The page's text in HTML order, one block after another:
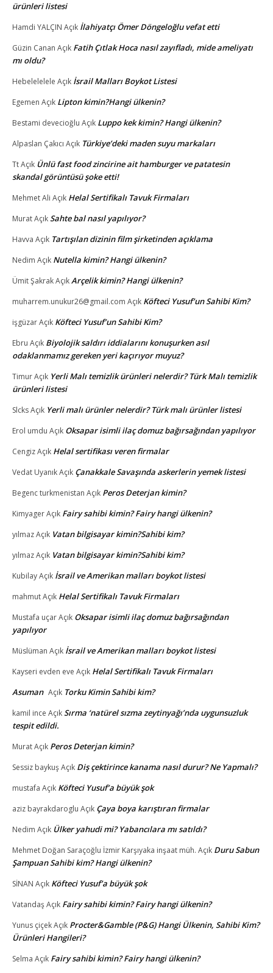
ürünleri listesi
Hamdi YALÇIN Açık İlahiyatçı Ömer Döngeloğlu vefat etti
Güzin Canan Açık Fatih Çıtlak Hoca nasıl zayıfladı, mide ameliyatı
mı oldu?
Hebelelelele Açık İsrail Malları Boykot Listesi
Egemen Açık Lipton kimin?Hangi ülkenin?
Bestami devecioğlu Açık Luppo kek kimin? Hangi ülkenin?
Alpaslan Çakıcı Açık Türkiye’deki maden suyu markaları
TtAçık Ünlü fast food zincirine ait hamburger ve patatesin
skandal görüntüsü şoke etti!
Mehmet Ali Açık Helal Sertifikalı Tavuk Firmaları
MuratAçıkSahte bal nasıl yapılıyor?
Havva Açık Tartışılan dizinin film şirketinden açıklama
Nedim Açık Nutella kimin? Hangi ülkenin?
Ümit ŞakrakAçıkArçelik kimin? Hangi ülkenin?
muharrem.unukur26@gmail.com Açık Köfteci Yusuf’un Sahibi Kim?
işgüzarAçık Köfteci Yusuf’un Sahibi Kim?
Ebru Açık Biyolojik saldırı iddialarını konuşurken asıl
odaklanmamız gereken yeri kaçırıyor muyuz?
TimurAçık Yerli Malı temizlik ürünleri nelerdir? Türk Malı temizlik
ürünleri listesi
SlcksAçık Yerli malı ürünler nelerdir? Türk malı ürünler listesi
Erol umdu Açık Oksapar isimli ilaç domuz bağırsağından yapılıyor
CengizAçık Helal sertifikası veren firmalar
Vedat UyanıkAçık Çanakkale Savaşında askerlerin yemek listesi
Begenc turkmenistan Açık Peros Deterjan kimin?
KimyagerAçık Fairy sahibi kimin? Fairy hangi ülkenin?
yılmazAçık Vatan bilgisayar kimin?Sahibi kim?
yılmazAçık Vatan bilgisayar kimin?Sahibi kim?
KubilayAçık İsrail ve Amerikan malları boykot listesi
mahmutAçık Helal Sertifikalı Tavuk Firmaları
Mustafa uçarAçık Oksapar isimli ilaç domuz bağırsağından
yapılıyor
Müslüman Açık İsrail ve Amerikan malları boykot listesi
Kayseri evden eve Açık Helal Sertifikalı Tavuk Firmaları
Asuman Açık Torku Kimin Sahibi kim?
kamil ince AçıkSırma ‘natürel sızma zeytinyağı’nda uygunsuzluk
tespit edildi.
MuratAçık Peros Deterjan kimin?
Sessiz baykuşAçık Diş çektirince kanama nasıl durur? Ne Yapmalı?
mustafa Açık Köfteci Yusuf’a büyük şok
aziz bayrakdaroglu Açık Çaya boya karıştıran firmalar
Nedim Açık Ülker yahudi mi? Yabancılara mı satıldı?
Mehmet Doğan Saraçoğlu İzmir Karşıyaka inşaat müh. Açık Duru Sabun
Şampuan Sahibi kim? Hangi ülkenin?
SİNAN Açık Köfteci Yusuf’a büyük şok
VatandaşAçık Fairy sahibi kimin? Fairy hangi ülkenin?
Yunus çiçekAçık Procter&Gamble (P&G) Hangi Ülkenin, Sahibi Kim?
Ürünleri Hangileri?
Selma Açık Fairy sahibi kimin? Fairy hangi ülkenin?